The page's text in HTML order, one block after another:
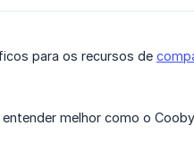
para os recursos de
melhor como o